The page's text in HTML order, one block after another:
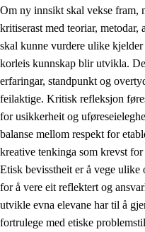
1.2 Identitet og kulturelt
1.3 Kritisk tenking og
1.4 Skaparglede,
1.5 Respekt for naturen
1.6 Demokrati og
Om ny innsikt skal vekse fram,
kritiserast med teoriar,
skal kunne vurdere ulike
korleis kunnskap blir utvikla.
erfaringar, standpunkt og
feilaktige. Kritisk refleksjon
for usikkerheit og
balanse mellom respekt for
kreative tenkinga som krevst
Etisk bevisstheit er å vege
for å vere eit reflektert og
utvikle evna elevane har til å
fortrulege med etiske